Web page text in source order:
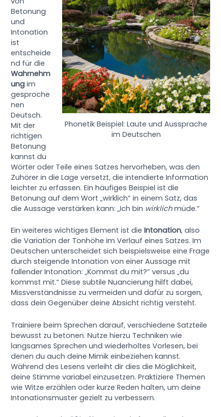
Phonetik Beispiel: Laute und Aussprache
im Deutschen
Betonung
und
Intonation
ist
entscheide
nd für die
Wahrnehm
ung im
gesproche
nen
Deutsch.
Mit der
richtigen
Betonung
kannst du
Wörter oder Teile eines Satzes hervorheben, was den
Zuhörer in die Lage versetzt, die intendierte Information
leichter zu erfassen. Ein häufiges Beispiel ist die
Betonung auf dem Wort „wirklich“ in einem Satz, das
die Aussage verstärken kann: „Ich bin wirklichmüde.“
Ein weiteres wichtiges Element ist dieIntonation, also
die Variation der Tonhöhe im Verlauf eines Satzes. Im
Deutschen unterscheidet sich beispielsweise eine Frage
durch steigende Intonation von einer Aussage mit
fallender Intonation: „Kommst du mit?“ versus „du
kommst mit.“ Diese subtile Nuancierung hilft dabei,
Missverständnisse zu vermeiden und dafür zu sorgen,
dass dein Gegenüber deine Absicht richtig versteht.
Trainiere beim Sprechen darauf, verschiedene Satzteile
bewusst zu betonen. Nutze hierzu Techniken wie
langsames Sprechen und wiederholtes Vorlesen, bei
denen du auch deine Mimik einbeziehen kannst.
Während des Lesens verleiht dir dies die Möglichkeit,
deine Stimme variabel einzusetzen. Praktiziere Themen
wie Witze erzählen oder kurze Reden halten, um deine
Intonationsmuster gezielt zu verbessern.